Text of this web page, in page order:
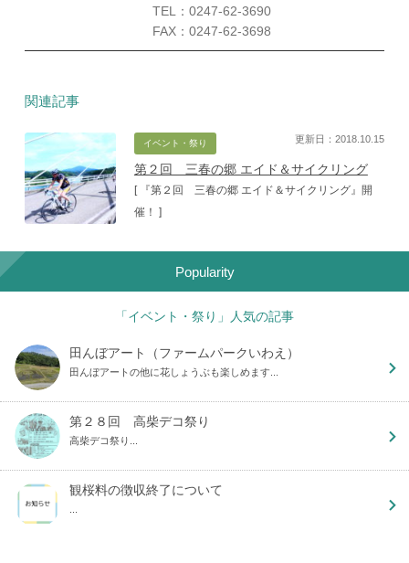
TEL：0247-62-3690
FAX：0247-62-3698
関連記事
イベント・祭り
第２回 三春の郷 エイド＆サイクリング
[ 『第２回 三春の郷 エイド＆サイクリング』開
催！ ]
更新日：2018.10.15
Popularity
「イベント・祭り」人気の記事
田んぼアート（ファームパークいわえ）
田んぼアートの他に花しょうぶも楽しめます...
第２８回 高柴デコ祭り
高柴デコ祭り...
観桜料の徴収終了について